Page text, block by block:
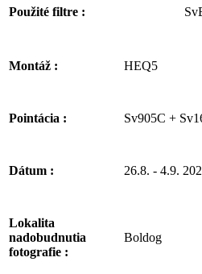
Použité filtre :
Montáž : HEQ5
Pointácia : Sv905C +
Dátum : 26.8. - 4.9.
Lokalita
nadobudnutia
fotografie :
Boldog